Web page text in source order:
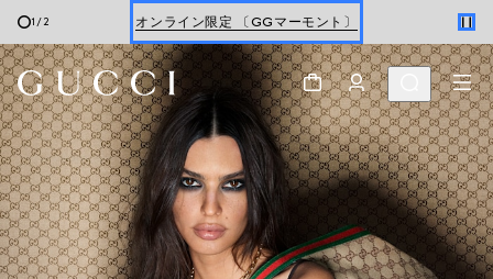
1 /2 オンライン限定 〔GGマーモント〕
最新ウォレット ウィメンズ＆メンズ
オンライン限定 〔GGマーモント〕
スクロールで さらに見る